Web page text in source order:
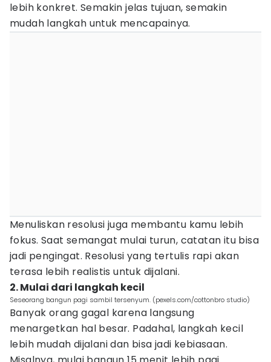
lebih konkret. Semakin jelas tujuan, semakin
mudah langkah untuk mencapainya.
Menuliskan resolusi juga membantu kamu lebih
fokus. Saat semangat mulai turun, catatan itu bisa
jadi pengingat. Resolusi yang tertulis rapi akan
terasa lebih realistis untuk dijalani.
2. Mulai dari langkah kecil
Seseorang bangun pagi sambil tersenyum. (pexels.com/cottonbro studio)
Banyak orang gagal karena langsung
menargetkan hal besar. Padahal, langkah kecil
lebih mudah dijalani dan bisa jadi kebiasaan.